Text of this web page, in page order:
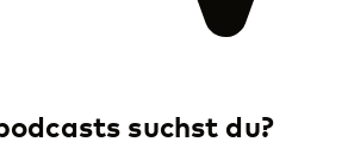
suchst du?